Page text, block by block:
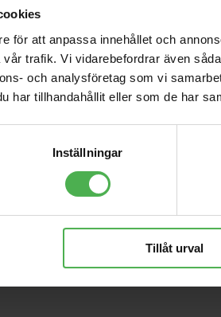
för att anpassa innehållet och
trafik. Vi vidarebefordrar även
och analysföretag som vi
har tillhandahållit eller som de har
Inställningar
Tillåt urval